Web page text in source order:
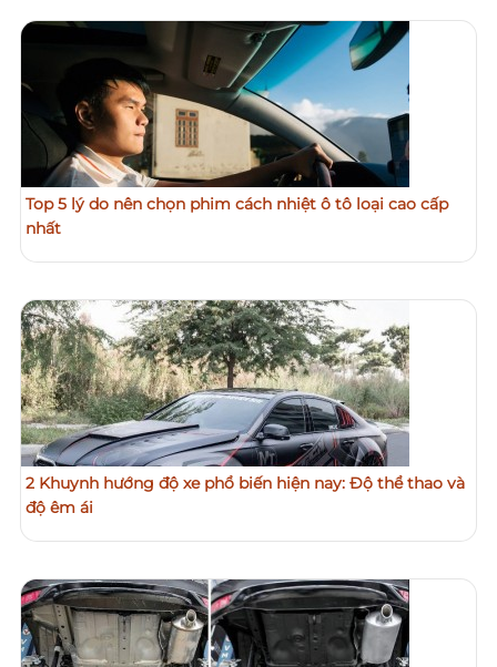
Top 5 lý do nên chọn phim cách nhiệt ô tô loại cao cấp
nhất
2 Khuynh hướng độ xe phổ biến hiện nay: Độ thể thao và
độ êm ái